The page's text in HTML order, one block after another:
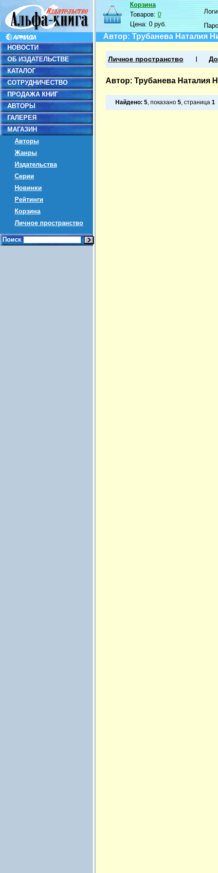
НОВОСТИ
ОБ ИЗДАТЕЛЬСТВЕ
КАТАЛОГ
СОТРУДНИЧЕСТВО
ПРОДАЖА КНИГ
АВТОРЫ
ГАЛЕРЕЯ
МАГАЗИН
Авторы
Жанры
Издательства
Серии
Новинки
Рейтинги
Корзина
Личное пространство
Поиск
Корзина
Товаров:0
Цена:0 руб.
Автор: Трубанева Наталия
Личное пространство
Автор: Трубанева Наталия
Найдено: 5, показано 5, страница 1